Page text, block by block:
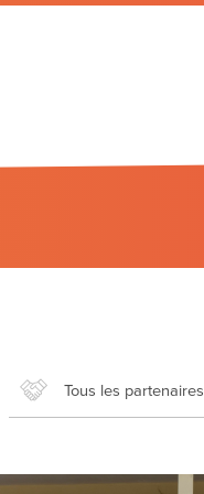
Tous les partenaires